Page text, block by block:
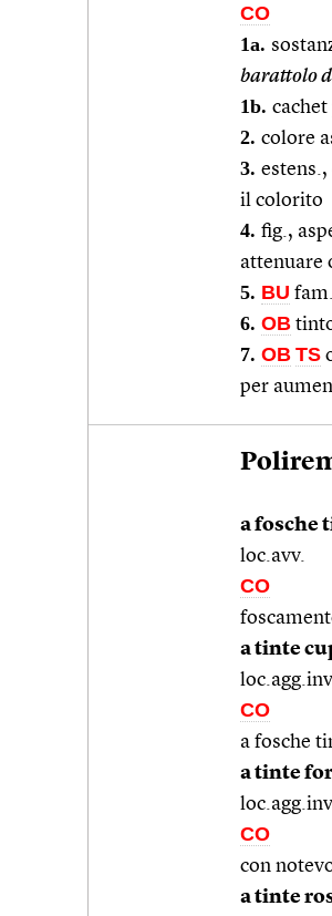
CO
1a.
barattolo
1b.
2. colore
3.
il colorito
4. fig.,
attenuare
5. BU
6. OB
7. OB TS
per
a fosche
loc.avv.
CO
a tinte
CO
a fosche
a tinte
CO
con
a tinte